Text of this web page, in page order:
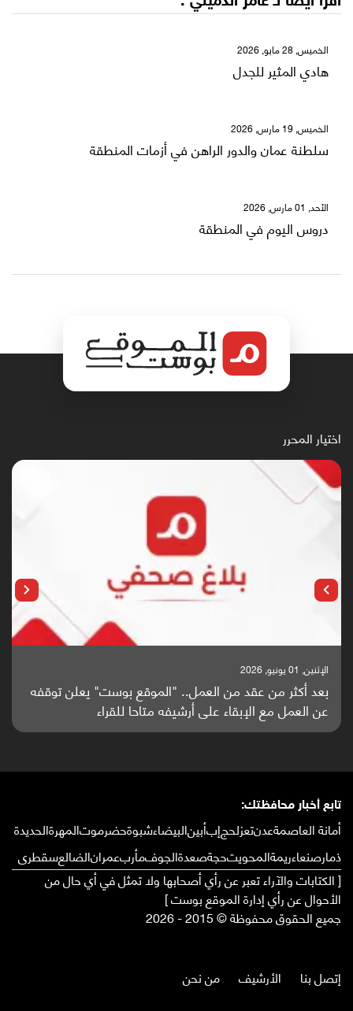
الخميس, 28 مايو, 2026
هادي المثير للجدل
الخميس, 19 مارس, 2026
سلطنة عمان والدور الراهن في أزمات المنطقة
الأحد, 01 مارس, 2026
دروس اليوم في المنطقة
اختيار المحرر
الإثنين, 01 يونيو, 2026
بعد أكثر من عقد من العمل.. "الموقع بوست" يعلن توقفه
عن العمل مع الإبقاء على أرشيفه متاحا للقراء
تابع أخبار محافظتك:
أمانة العاصمةعدنتعزلحجإبأبينالبيضاءشبوةحضرموتالمهرةالحديدة
ذمارصنعاءريمةالمحويتحجةصعدةالجوفمأربعمرانالضالعسقطرى
[ الكتابات والآراء تعبر عن رأي أصحابها ولا تمثل في أي حال من
الأحوال عن رأي إدارة الموقع بوست ]
جميع الحقوق محفوظة © 2015 - 2026
إتصل بنا الأرشيف
من نحن